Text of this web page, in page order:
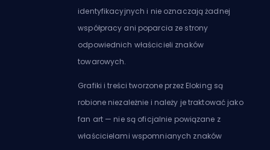
identyfikacyjnych i nie oznaczają żadnej
współpracy ani poparcia ze strony
odpowiednich właścicieli znaków
towarowych.
Grafiki i treści tworzone przez Eloking są
robione niezależnie i należy je traktować jako
fan art — nie są oficjalnie powiązane z
właścicielami wspomnianych znaków